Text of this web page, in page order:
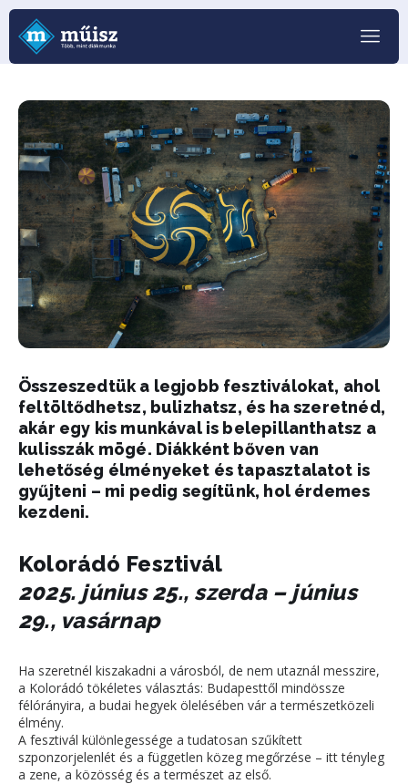
Összeszedtük a legjobb fesztiválokat, ahol
feltöltődhetsz, bulizhatsz, és ha szeretnéd,
akár egy kis munkával is belepillanthatsz a
kulisszák mögé. Diákként bőven van
lehetőség élményeket és tapasztalatot is
gyűjteni – mi pedig segítünk, hol érdemes
kezdeni.
Kolorádó Fesztivál
2025. június 25., szerda – június
29., vasárnap
Ha szeretnél kiszakadni a városból, de nem utaznál messzire,
a Kolorádó tökéletes választás: Budapesttől mindössze
félórányira, a budai hegyek ölelésében vár a természetközeli
élmény.
A fesztivál különlegessége a tudatosan szűkített
szponzorjelenlét és a független közeg megőrzése – itt tényleg
a zene, a közösség és a természet az első.